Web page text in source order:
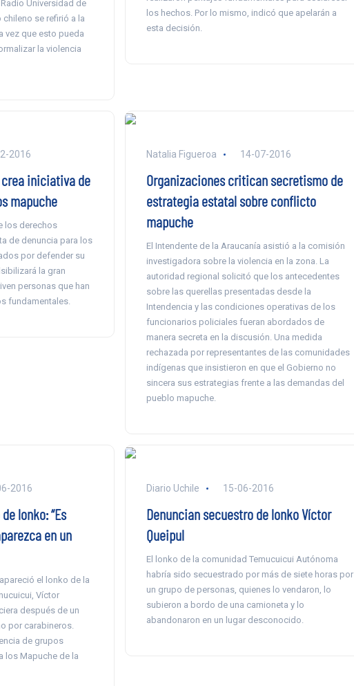
Universidad de
se refirió a la
vez que esto pueda
la violencia
los hechos. Por lo mismo, indicó que apelarán a
esta decisión.
2016
iniciativa de
mapuche
los derechos
de denuncia para los
por defender su
la gran
personas que han
fundamentales.
Natalia Figueroa 14-07-2016
Organizaciones critican secretismo de
estrategia estatal sobre conflicto
mapuche
El Intendente de la Araucanía asistió a la comisión
investigadora sobre la violencia en la zona. La
autoridad regional solicitó que los antecedentes
sobre las querellas presentadas desde la
Intendencia y las condiciones operativas de los
funcionarios policiales fueran abordados de
manera secreta en la discusión. Una medida
rechazada por representantes de las comunidades
indígenas que insistieron en que el Gobierno no
sincera sus estrategias frente a las demandas del
pueblo mapuche.
2016
lonko: “Es
en un
el lonko de la
Víctor
después de un
por carabineros.
de grupos
los Mapuche de la
Diario Uchile 15-06-2016
Denuncian secuestro de lonko Víctor
Queipul
El lonko de la comunidad Temucuicui Autónoma
habría sido secuestrado por más de siete horas por
un grupo de personas, quienes lo vendaron, lo
subieron a bordo de una camioneta y lo
abandonaron en un lugar desconocido.